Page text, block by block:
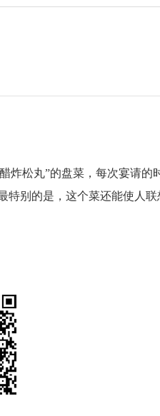
松丸”的盘菜，每次宴请的
别的是，这个菜还能使人